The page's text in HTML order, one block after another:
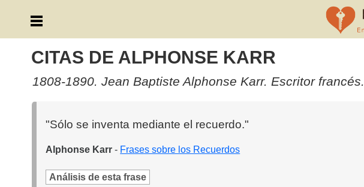
CITAS DE ALPHONSE KARR
1808-1890. Jean Baptiste Alphonse Karr. Escritor francés.
"Sólo se inventa mediante el recuerdo."
Alphonse Karr - Frases sobre los Recuerdos
Análisis de esta frase